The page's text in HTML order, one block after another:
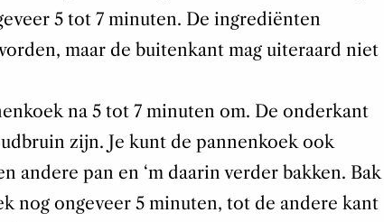
5 tot 7 minuten. De ingrediënten
maar de buitenkant mag uiteraard niet
na 5 tot 7 minuten om. De onderkant
zijn. Je kunt de pannenkoek ook
andere pan en ‘m daarin verder bakken. Bak
nog ongeveer 5 minuten, tot de andere kant